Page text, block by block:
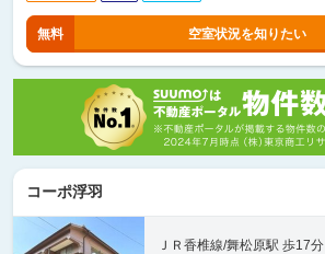
無料 空室状況を知りたい
コーポ浮羽
ＪＲ香椎線/舞松原駅 歩17分